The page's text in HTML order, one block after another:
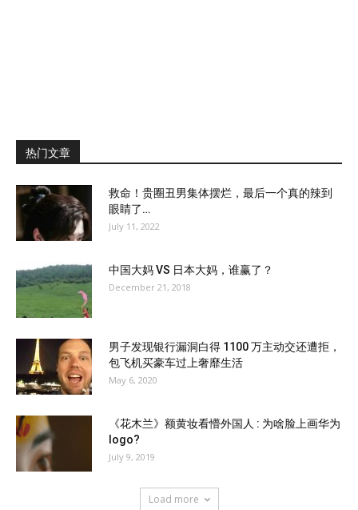
热门文章
救命！贵圈丑男集体摆烂，最后一个真的辣到
眼睛了…
July 11, 2022
中国大妈 VS 日本大妈，谁赢了？
December 21, 2018
男子发现银行漏洞白得 1100 万主动交还遭拒，
包飞机买豪车过上奢靡生活
May 6, 2020
《花木兰》额黄妆看懵外国人 : 为啥脸上画华为
logo?
July 9, 2019
Load more